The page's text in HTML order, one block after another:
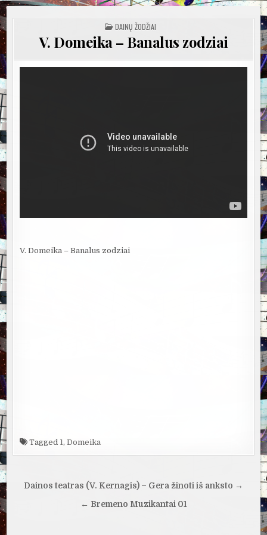
POSTED
IN
DAINŲ ŽODŽIAI
V. Domeika – Banalus zodziai
V. Domeika – Banalus zodziai
Tagged 1,Domeika
Navigacija
Dainos teatras (V. Kernagis) – Gera žinoti iš anksto →
← Bremeno Muzikantai 01